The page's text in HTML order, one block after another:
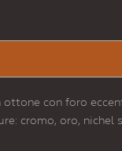
a un
con foro
cromo, oro, nichel